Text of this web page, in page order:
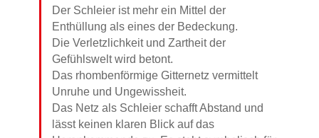
Der Schleier ist mehr ein Mittel der
Enthüllung als eines der Bedeckung.
Die Verletzlichkeit und Zartheit der
Gefühlswelt wird betont.
Das rhombenförmige Gitternetz vermittelt
Unruhe und Ungewissheit.
Das Netz als Schleier schafft Abstand und
lässt keinen klaren Blick auf das